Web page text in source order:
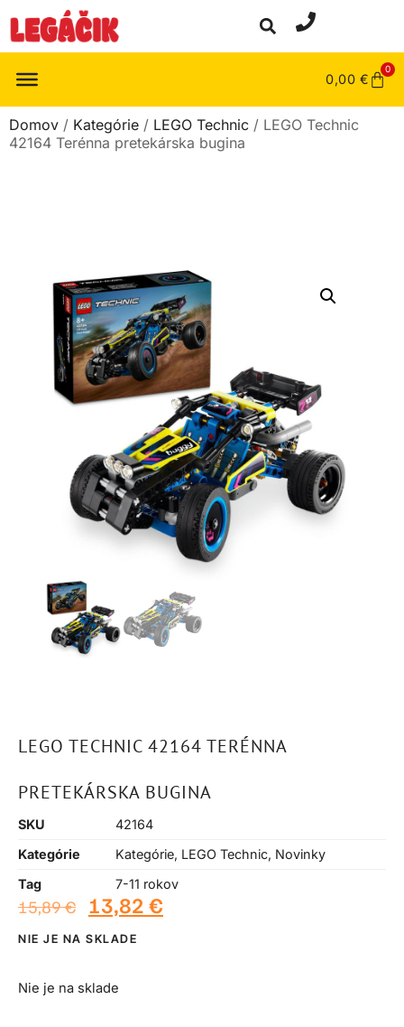
0,00 €
0
Domov / Kategórie / LEGO Technic / LEGO Technic
42164 Terénna pretekárska bugina
LEGO TECHNIC 42164 TERÉNNA
PRETEKÁRSKA BUGINA
SKU
42164
Kategórie
Kategórie, LEGO Technic, Novinky
Tag
7-11 rokov
15,89€ 13,82 €
NIE JE NA SKLADE
Nie je na sklade